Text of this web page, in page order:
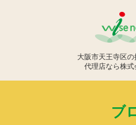
大阪市天王寺区
代理店なら株式
ブ